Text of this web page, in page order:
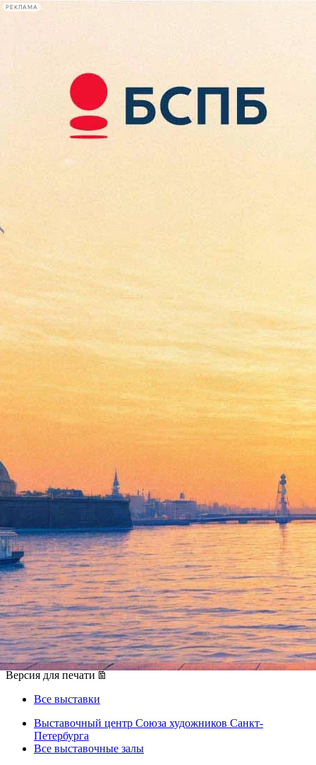
РЕКЛАМА
Сегодня:
2026.08.08
23:15
Афиша Plus
Мастера акварели из 23
стран покажут свои работы и
научат рисовать космос
01 февраля 2018, четверг-25 февраля 2018, воскресенье
Версия для печати
Все выставки
Выставочный центр Союза художников Санкт-
Петербурга
Все выставочные залы